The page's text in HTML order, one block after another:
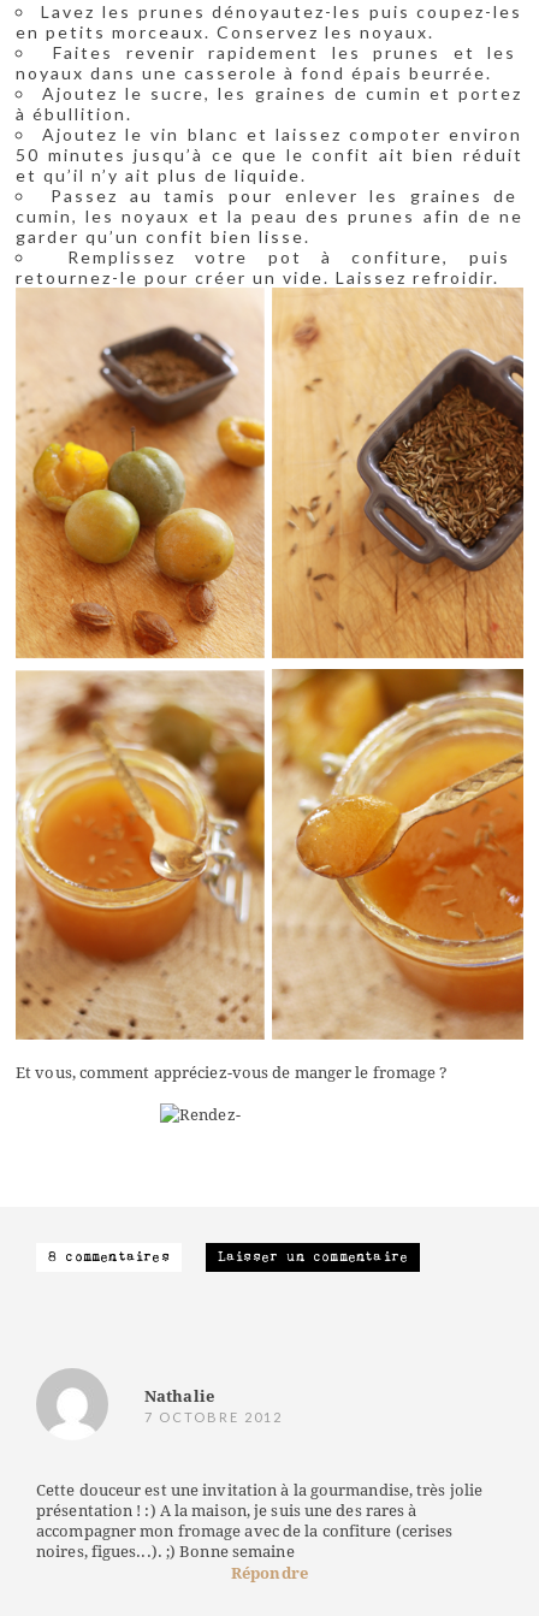
Lavez les prunes dénoyautez-les puis coupez-les
en petits morceaux. Conservez les noyaux.
Faites revenir rapidement les prunes et les
noyaux dans une casserole à fond épais beurrée.
Ajoutez le sucre, les graines de cumin et portez
à ébullition.
Ajoutez le vin blanc et laissez compoter environ
50 minutes jusqu’à ce que le confit ait bien réduit
et qu’il n’y ait plus de liquide.
Passez au tamis pour enlever les graines de
cumin, les noyaux et la peau des prunes afin de ne
garder qu’un confit bien lisse.
Remplissez votre pot à confiture, puis
retournez-le pour créer un vide. Laissez refroidir.
Et vous, comment appréciez-vous de manger le fromage ?
8 commentaires Laisser un commentaire
Nathalie
7 OCTOBRE 2012
Cette douceur est une invitation à la gourmandise, très jolie
présentation ! :) A la maison, je suis une des rares à
accompagner mon fromage avec de la confiture (cerises
noires, figues...). ;) Bonne semaine
Répondre